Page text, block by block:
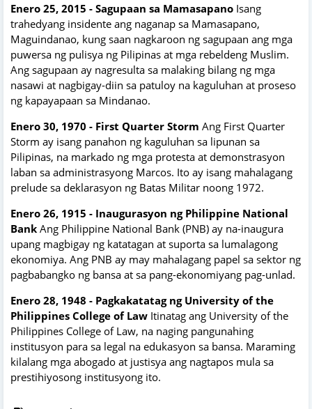
Enero 25, 2015 - Sagupaan sa Mamasapano Isang
trahedyang insidente ang naganap sa Mamasapano,
Maguindanao, kung saan nagkaroon ng sagupaan ang mga
puwersa ng pulisya ng Pilipinas at mga rebeldeng Muslim.
Ang sagupaan ay nagresulta sa malaking bilang ng mga
nasawi at nagbigay-diin sa patuloy na kaguluhan at proseso
ng kapayapaan sa Mindanao.
Enero 30, 1970 - First Quarter Storm Ang First Quarter
Storm ay isang panahon ng kaguluhan sa lipunan sa
Pilipinas, na markado ng mga protesta at demonstrasyon
laban sa administrasyong Marcos. Ito ay isang mahalagang
prelude sa deklarasyon ng Batas Militar noong 1972.
Enero 26, 1915 - Inaugurasyon ng Philippine National
Bank Ang Philippine National Bank (PNB) ay na-inaugura
upang magbigay ng katatagan at suporta sa lumalagong
ekonomiya. Ang PNB ay may mahalagang papel sa sektor ng
pagbabangko ng bansa at sa pang-ekonomiyang pag-unlad.
Enero 28, 1948 - Pagkakatatag ng University of the
Philippines College of Law Itinatag ang University of the
Philippines College of Law, na naging pangunahing
institusyon para sa legal na edukasyon sa bansa. Maraming
kilalang mga abogado at justisya ang nagtapos mula sa
prestihiyosong institusyong ito.